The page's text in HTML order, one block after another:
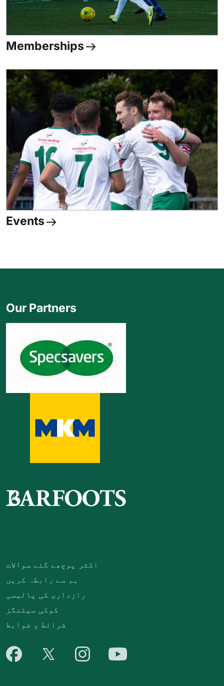
Memberships
Events
اکثر پوچھے گئے سوالات
ہم سے رابطہ کریں
رازداری کی پالیسی
کوکی سیٹنگز
شرائط و ضوابط
Our Partners